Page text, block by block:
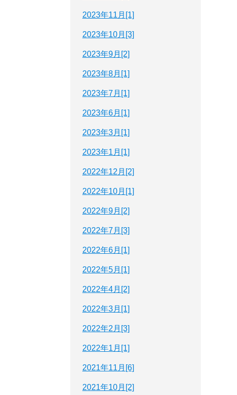
2023年11月[1]
2023年10月[3]
2023年9月[2]
2023年8月[1]
2023年7月[1]
2023年6月[1]
2023年3月[1]
2023年1月[1]
2022年12月[2]
2022年10月[1]
2022年9月[2]
2022年7月[3]
2022年6月[1]
2022年5月[1]
2022年4月[2]
2022年3月[1]
2022年2月[3]
2022年1月[1]
2021年11月[6]
2021年10月[2]